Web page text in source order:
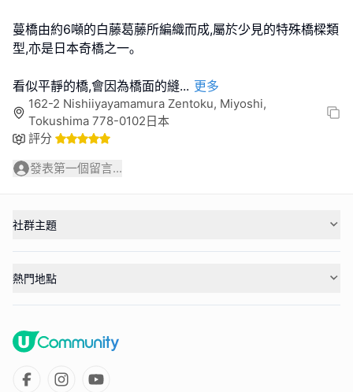
蔓橋由約6噸的白藤葛藤所編織而成,屬於少見的特殊橋樑類
型,亦是日本奇橋之一｡
看似平靜的橋,會因為橋面的縫... 更多
162-2 Nishiiyayamamura Zentoku, Miyoshi,
Tokushima 778-0102日本
評分
發表第一個留言...
社群主題
熱門地點